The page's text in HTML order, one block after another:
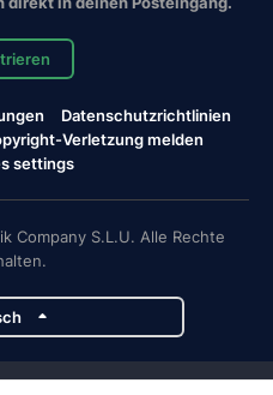
Datenschutzrichtlinien
Verletzung melden
settings
Company S.L.U. Alle Rechte